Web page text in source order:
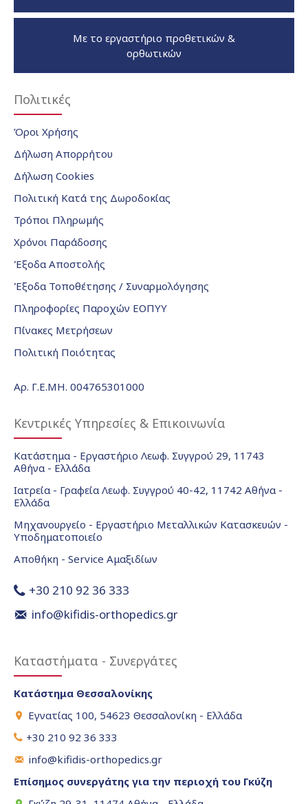
Με το εργαστήριο προθετικών &
ορθωτικών
Πολιτικές
Όροι Χρήσης
Δήλωση Απορρήτου
Δήλωση Cookies
Πολιτική Κατά της Δωροδοκίας
Τρόποι Πληρωμής
Χρόνοι Παράδοσης
Έξοδα Αποστολής
Έξοδα Τοποθέτησης / Συναρμολόγησης
Πληροφορίες Παροχών ΕΟΠΥΥ
Πίνακες Μετρήσεων
Πολιτική Ποιότητας
Αρ. Γ.Ε.ΜΗ. 004765301000
Κεντρικές Υπηρεσίες & Επικοινωνία
Κατάστημα - Εργαστήριο Λεωφ. Συγγρού 29, 11743
Αθήνα - Ελλάδα
Ιατρεία - Γραφεία Λεωφ. Συγγρού 40-42, 11742 Αθήνα -
Ελλάδα
Μηχανουργείο - Εργαστήριο Μεταλλικών Κατασκευών -
Υποδηματοποιείο
Αποθήκη - Service Αμαξιδίων
+30 210 92 36 333
info@kifidis-orthopedics.gr
Καταστήματα - Συνεργάτες
Κατάστημα Θεσσαλονίκης
Εγνατίας 100, 54623 Θεσσαλονίκη - Ελλάδα
+30 210 92 36 333
info@kifidis-orthopedics.gr
Επίσημος συνεργάτης για την περιοχή του Γκύζη